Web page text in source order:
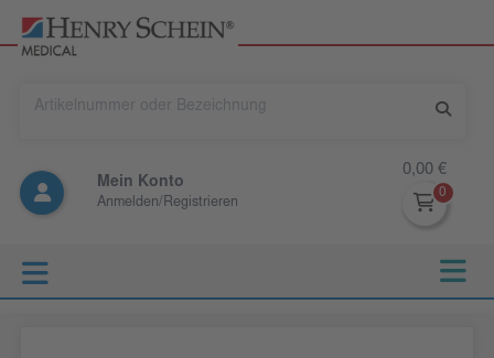
Mein Konto
Anmelden/Registrieren
0,00 €